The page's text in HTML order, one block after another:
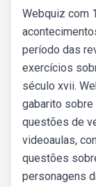
Webquiz com
período das
exercícios
século xvii.
gabarito
questões de
videoaulas,
questões
personagens